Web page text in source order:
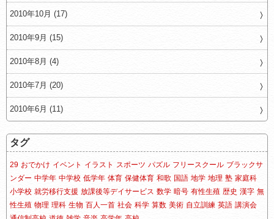
2010年10月 (17)
2010年9月 (15)
2010年8月 (4)
2010年7月 (20)
2010年6月 (11)
タグ
29 おでかけ イベント イラスト スポーツ パズル フリースクール ブラックサ
ンダー 中学年 中学校 低学年 体育 保健体育 和歌 国語 地学 地理 塾 家庭科
小学校 就労移行支援 放課後等デイサービス 数学 暗号 有性生殖 歴史 漢字 無
性生殖 物理 理科 生物 百人一首 社会 科学 算数 美術 自立訓練 英語 講演会